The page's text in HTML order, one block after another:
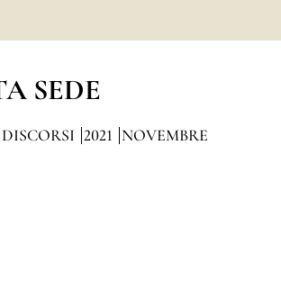
SEDE
DISCORSI 2021 NOVEMBRE